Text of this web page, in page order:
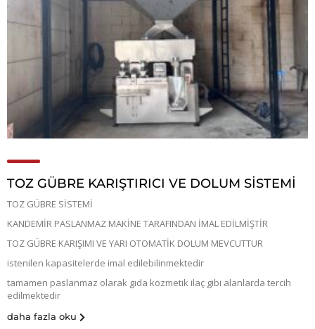
TOZ GÜBRE KARIŞTIRICI VE DOLUM SİSTEMİ
TOZ GÜBRE SİSTEMİ
KANDEMİR PASLANMAZ MAKİNE TARAFINDAN İMAL EDİLMİŞTİR
TOZ GÜBRE KARIŞIMI VE YARI OTOMATİK DOLUM MEVCUTTUR
istenilen kapasitelerde imal edilebilinmektedir
tamamen paslanmaz olarak gıda kozmetik ilaç gibi alanlarda tercih
edilmektedir
daha fazla oku